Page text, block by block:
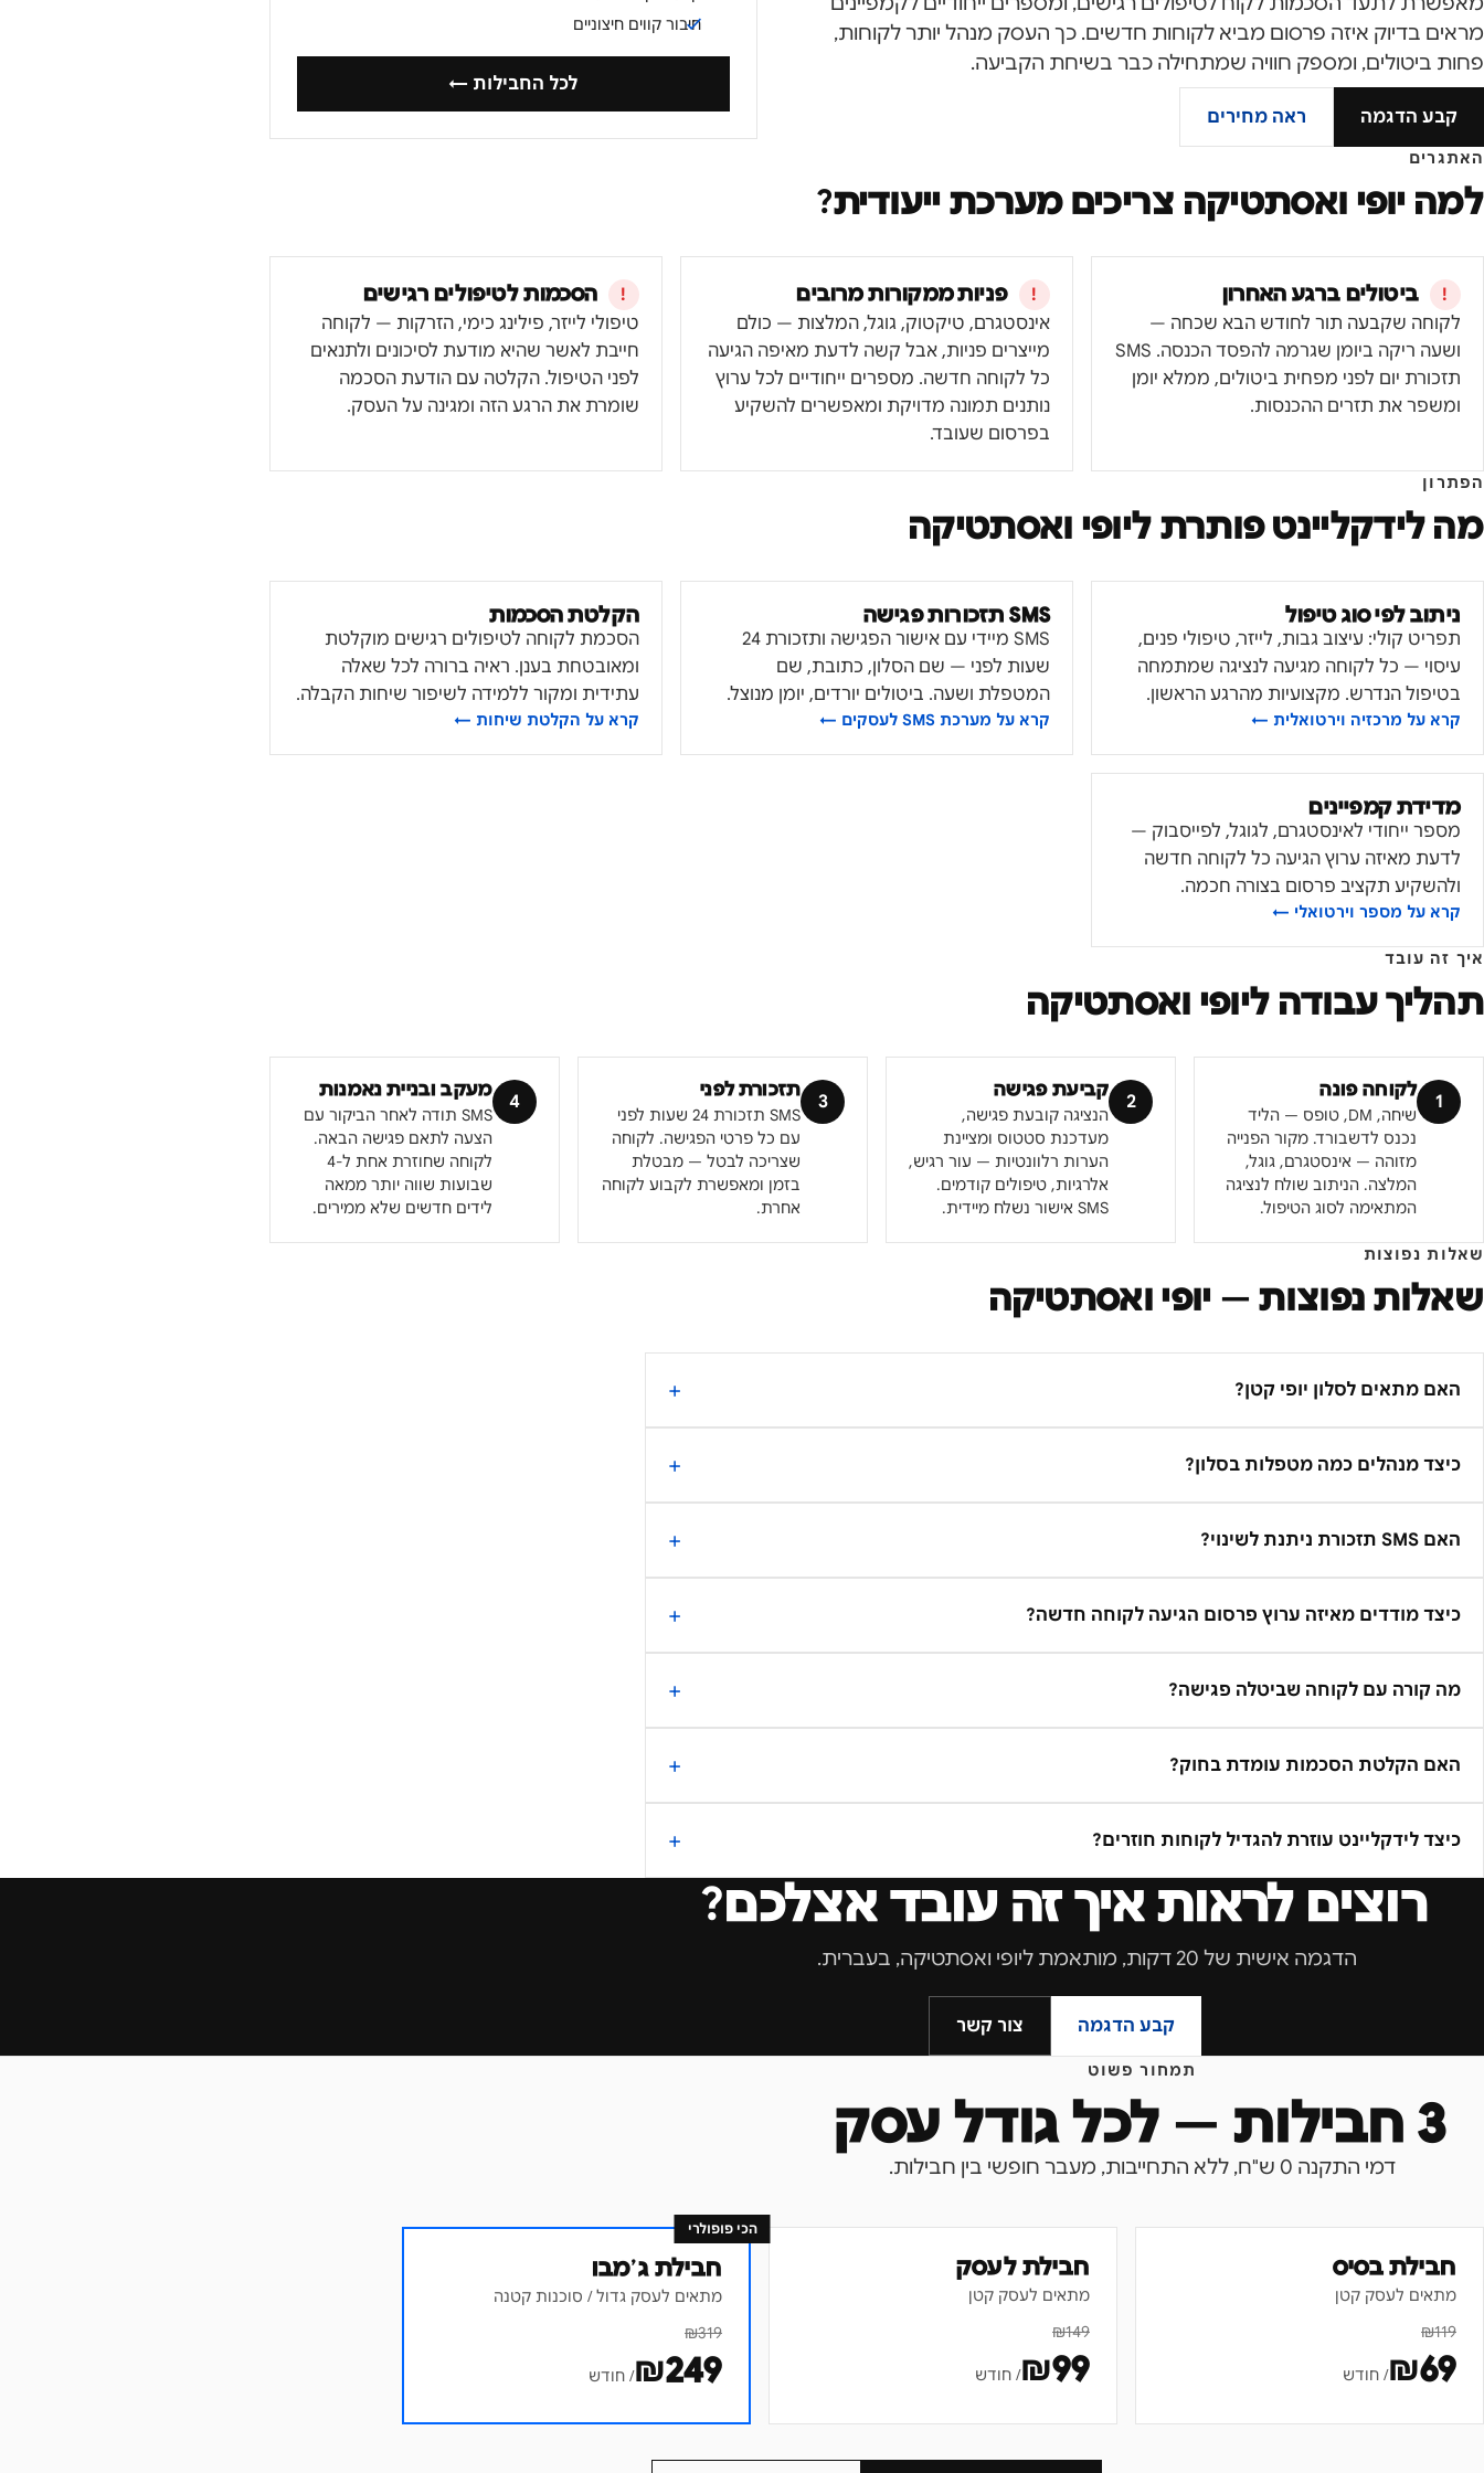
מראים בדיוק איזה פרסום מביא לקוחות חדשים. כך העסק מנהל יותר לקוחות,
פחות ביטולים, ומספק חוויה שמתחילה כבר בשיחת הקביעה.
קבע הדגמה ראה מחירים
חיבור קווים חיצוניים
לכל החבילות ←
האתגרים
למה יופי ואסתטיקה צריכים מערכת ייעודית?
ביטולים ברגע האחרון
לקוחה שקבעה תור לחודש הבא שכחה —
ושעה ריקה ביומן שגרמה להפסד הכנסה. SMS
תזכורת יום לפני מפחית ביטולים, ממלא יומן
ומשפר את תזרים ההכנסות.
פניות ממקורות מרובים
אינסטגרם, טיקטוק, גוגל, המלצות — כולם
מייצרים פניות, אבל קשה לדעת מאיפה הגיעה
כל לקוחה חדשה. מספרים ייחודיים לכל ערוץ
נותנים תמונה מדויקת ומאפשרים להשקיע
בפרסום שעובד.
הסכמות לטיפולים רגישים
טיפולי לייזר, פילינג כימי, הזרקות — לקוחה
חייבת לאשר שהיא מודעת לסיכונים ולתנאים
לפני הטיפול. הקלטה עם הודעת הסכמה
שומרת את הרגע הזה ומגינה על העסק.
הפתרון
מה לידקליינט פותרת ליופי ואסתטיקה
ניתוב לפי סוג טיפול
תפריט קולי: עיצוב גבות, לייזר, טיפולי פנים,
עיסוי — כל לקוחה מגיעה לנציגה שמתמחה
בטיפול הנדרש. מקצועיות מהרגע הראשון.
קרא על מרכזיה וירטואלית ←
SMS תזכורות פגישה
SMS מיידי עם אישור הפגישה ותזכורת 24
שעות לפני — שם הסלון, כתובת, שם
המטפלת ושעה. ביטולים יורדים, יומן מנוצל.
קרא על מערכת SMS לעסקים ←
הקלטת הסכמות
הסכמת לקוחה לטיפולים רגישים מוקלטת
ומאובטחת בענן. ראיה ברורה לכל שאלה
עתידית ומקור ללמידה לשיפור שיחות הקבלה.
קרא על הקלטת שיחות ←
מדידת קמפיינים
מספר ייחודי לאינסטגרם, לגוגל, לפייסבוק —
לדעת מאיזה ערוץ הגיעה כל לקוחה חדשה
ולהשקיע תקציב פרסום בצורה חכמה.
קרא על מספר וירטואלי ←
איך זה עובד
תהליך עבודה ליופי ואסתטיקה
1
לקוחה פונה
שיחה, DM, טופס — הליד
נכנס לדשבורד. מקור הפנייה
מזוהה — אינסטגרם, גוגל,
המלצה. הניתוב שולח לנציגה
המתאימה לסוג הטיפול.
2
קביעת פגישה
הנציגה קובעת פגישה,
מעדכנת סטטוס ומציינת
הערות רלוונטיות — עור רגיש,
אלרגיות, טיפולים קודמים.
SMS אישור נשלח מיידית.
3
תזכורת לפני
SMS תזכורת 24 שעות לפני
עם כל פרטי הפגישה. לקוחה
שצריכה לבטל — מבטלת
בזמן ומאפשרת לקבוע לקוחה
אחרת.
4
מעקב ובניית נאמנות
SMS תודה לאחר הביקור עם
הצעה לתאם פגישה הבאה.
לקוחה שחוזרת אחת ל-4
שבועות שווה יותר ממאה
לידים חדשים שלא ממירים.
שאלות נפוצות
שאלות נפוצות — יופי ואסתטיקה
האם מתאים לסלון יופי קטן?
כיצד מנהלים כמה מטפלות בסלון?
האם SMS תזכורת ניתנת לשינוי?
כיצד מודדים מאיזה ערוץ פרסום הגיעה לקוחה חדשה?
מה קורה עם לקוחה שביטלה פגישה?
האם הקלטת הסכמות עומדת בחוק?
כיצד לידקליינט עוזרת להגדיל לקוחות חוזרים?
רוצים לראות איך זה עובד אצלכם?
הדגמה אישית של 20 דקות, מותאמת ל יופי ואסתטיקה, בעברית.
קבע הדגמה צור קשר
תמחור פשוט
3 חבילות — לכל גודל עסק
דמי התקנה 0 ש"ח, ללא התחייבות, מעבר חופשי בין חבילות.
חבילת בסיס
מתאים לעסק קטן
₪119
₪69 / חודש
חבילת לעסק
מתאים לעסק קטן
₪149
₪99 / חודש
הכי פופולרי
חבילת ג׳מבו
מתאים לעסק גדול / סוכנות קטנה
₪319
₪249 / חודש